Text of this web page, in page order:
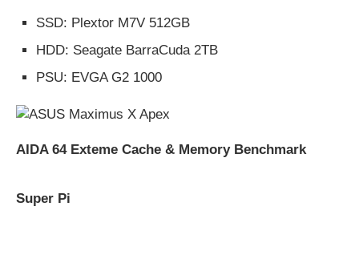
SSD: Plextor M7V 512GB
HDD: Seagate BarraCuda 2TB
PSU: EVGA G2 1000
AIDA 64 Exteme Cache & Memory Benchmark
Super Pi